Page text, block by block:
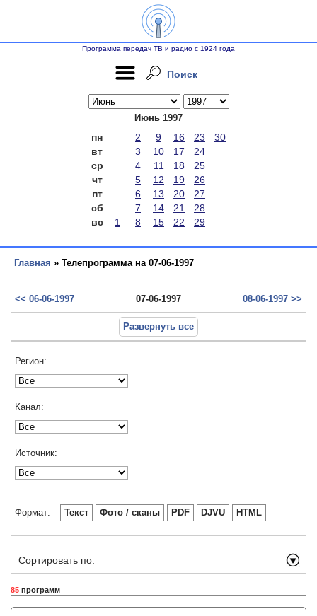
Программа передач ТВ и радио с 1924 года
Поиск
Июнь 1997
пн 2 9 16 23
30
вт
3 10 17
24
ср
4 11 18
25
чт
5 12 19
26
пт
6 13 20
27
сб
7 14 21
28
вс
1 8 15 22 29
Главная » Телепрограмма на 07-06-1997
<< 06-06-1997 07-06-1997 08-06-1997 >>
Развернуть все
Регион:
Канал:
Источник:
Формат: Текст Фото / сканы PDF DJVU HTML
Сортировать по:
85 программ